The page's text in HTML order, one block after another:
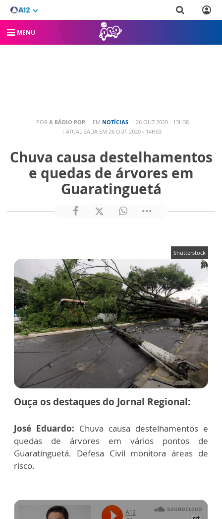
MENU
POR A RÁDIO POP EM NOTÍCIAS
26 OUT 2020 - 13H38
ATUALIZADA EM 26 OUT 2020 - 14H03
Chuva causa destelhamentos
e quedas de árvores em
Guaratinguetá
Shutterstock
Ouça os destaques do Jornal Regional:
José Eduardo: Chuva causa destelhamentos e
quedas de árvores em vários pontos de
Guaratinguetá. Defesa Civil monitora áreas de
risco.